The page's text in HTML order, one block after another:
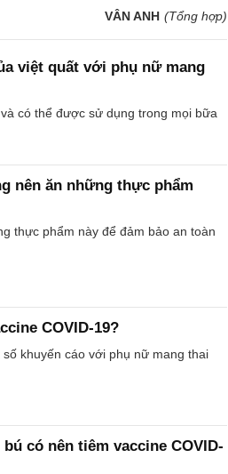
VÂN ANH (Tổng hợp)
việt quất với phụ nữ mang
có thể được sử dụng trong mọi bữa
nên ăn những thực phẩm
thực phẩm này để đảm bảo an toàn
COVID-19?
khuyến cáo với phụ nữ mang thai
có nên tiêm vaccine COVID-